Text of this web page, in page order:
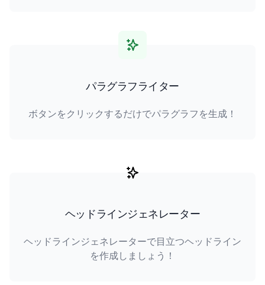
パラグラフライター
ボタンをクリックするだけでパラグラフを生成！
ヘッドラインジェネレーター
ヘッドラインジェネレーターで目立つヘッドライン
を作成しましょう！